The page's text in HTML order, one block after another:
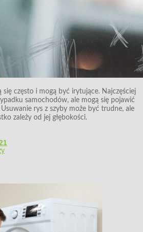
się często i mogą być irytujące. Najczęściej
samochodów, ale mogą się pojawić
rys z szyby może być trudne, ale
zależy od jej głębokości.